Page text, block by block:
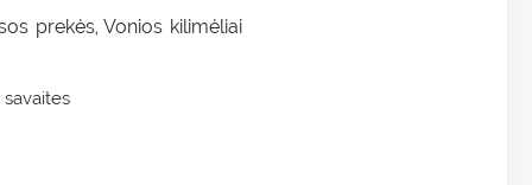
prekės,Vonios kilimėliai